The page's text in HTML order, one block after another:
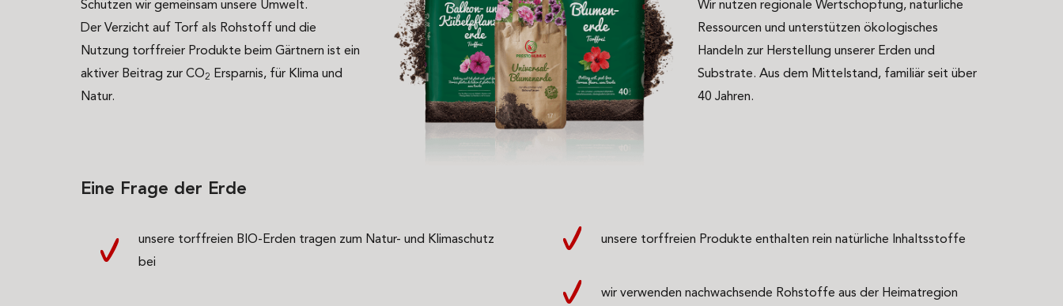
Schützen wir gemeinsam unsere Umwelt.
Der Verzicht auf Torf als Rohstoff und die
Nutzung torffreier Produkte beim Gärtnern ist ein
aktiver Beitrag zur CO2 Ersparnis, für Klima und
Natur.
Wir nutzen regionale Wertschöpfung, natürliche
Ressourcen und unterstützen ökologisches
Handeln zur Herstellung unserer Erden und
Substrate. Aus dem Mittelstand, familiär seit über
40 Jahren.
Eine Frage der Erde
unsere torffreien BIO-Erden tragen zum Natur- und Klimaschutz
bei
unsere torffreien Produkte enthalten rein natürliche Inhaltsstoffe
wir verwenden nachwachsende Rohstoffe aus der Heimatregion